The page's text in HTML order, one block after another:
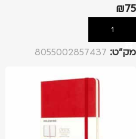
₪75
הוספה לסל
מק”ט: 8055002857437